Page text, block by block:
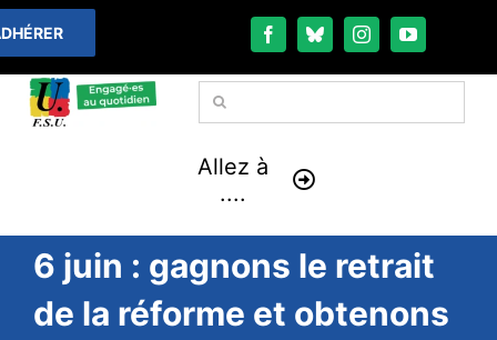
Passer
au
contenu
Rechercher:
Allez à
....
À LA UNE
THÉMATIQUES
6 juin : gagnons le retrait
de la réforme et obtenons